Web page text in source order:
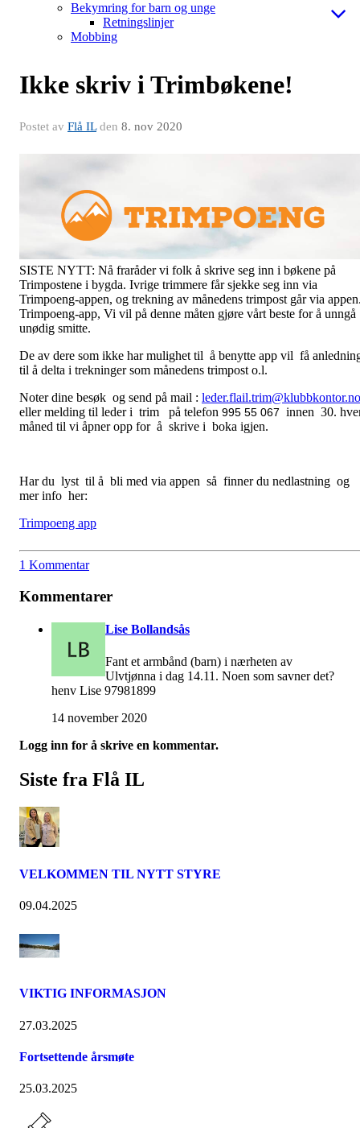
Bekymring for barn og unge
Retningslinjer
Mobbing
Ikke skriv i Trimbøkene!
Postet av Flå ILden 8. nov 2020
SISTE NYTT: Nå fraråder vi folk å skrive seg inn i bøkene på
Trimpostene i bygda. Ivrige trimmere får sjekke seg inn via
Trimpoeng-appen, og trekning av månedens trimpost går via
Trimpoeng-app, Vi vil på denne måten gjøre vårt beste for å unngå
unødig smitte.
De av dere som ikke har mulighet til å benytte app vil få
til å delta i trekninger som månedens trimpost o.l.
Noter dine besøk og send på mail : leder.flail.trim@klubbkontor.no
eller melding til leder i trim på telefon 995 55 067 innen 30.
måned til vi åpner opp for å skrive i boka igjen.
Har du lyst til å bli med via appen så finner du nedlastning og
mer info her:
Trimpoeng app
1 Kommentar
Kommentarer
Lise Bollandsås
Fant et armbånd (barn) i nærheten av
Ulvtjønna i dag 14.11. Noen som savner det?
henv Lise 97981899
14 november 2020
Logg inn for å skrive en kommentar.
Siste fra Flå IL
VELKOMMEN TIL NYTT STYRE
09.04.2025
VIKTIG INFORMASJON
27.03.2025
Fortsettende årsmøte
25.03.2025